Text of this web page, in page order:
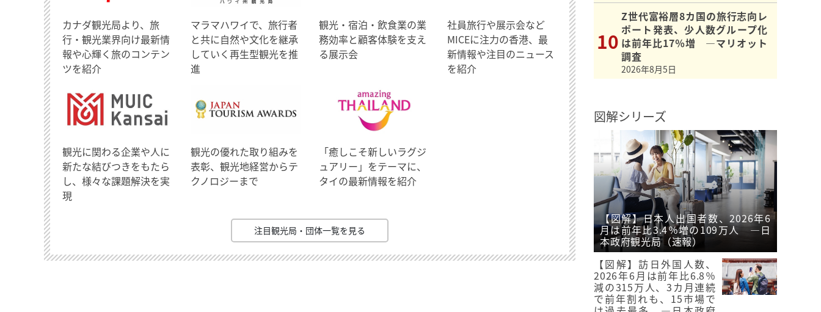
​カナダ観光局より、旅
行・観光業界向け最新情
報や心輝く旅のコンテン
ツを紹介
マラマハワイで、旅行者
と共に自然や文化を継承
していく再生型観光を推
進
観光・宿泊・飲食業の業
務効率と顧客体験を支え
る展示会
社員旅行や展示会など
MICEに注力の香港、最
新情報や注目のニュース
を紹介
観光に関わる企業や人に
新たな結びつきをもたら
し、様々な課題解決を実
現
観光の優れた取り組みを
表彰、観光地経営からテ
クノロジーまで
「癒しこそ新しいラグジ
ュアリー」をテーマに、
タイの最新情報を紹介
注目観光局・団体一覧を見る
Z世代富裕層8カ国の旅行志向レ
ポート発表、少人数グループ化
は前年比17％増 ―マリオット
調査
2026年8月5日
図解シリーズ
【図解】日本人出国者数、2026年6
月は前年比3.4％増の109万人 ―日
本政府観光局（速報）
【図解】訪日外国人数、
2026年6月は前年比6.8％
減の315万人、3カ月連続
で前年割れも、15市場で